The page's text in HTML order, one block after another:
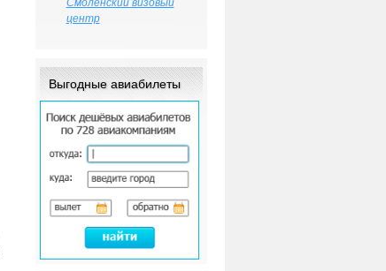
Смоленский визовый
центр
Выгодные авиабилеты